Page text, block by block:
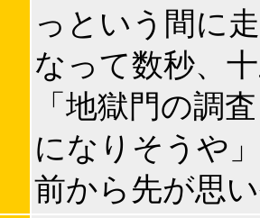
っという間に
なって数秒、
「地獄門の調
になりそうや
前から先が思